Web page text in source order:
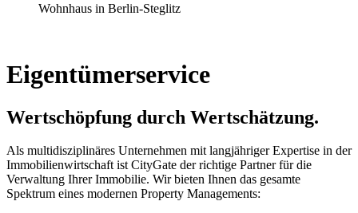
Wohnhaus in Berlin-Steglitz
Eigentümerservice
Wertschöpfung durch Wertschätzung.
Als multidisziplinäres Unternehmen mit langjähriger Expertise in der
Immobilienwirtschaft ist CityGate der richtige Partner für die
Verwaltung Ihrer Immobilie. Wir bieten Ihnen das gesamte
Spektrum eines modernen Property Managements: